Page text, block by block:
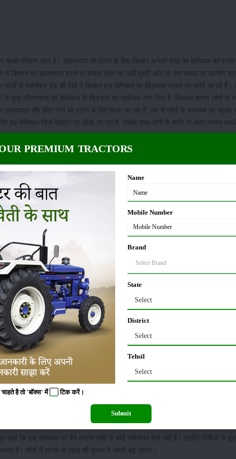
परेशान रहते हैं। खरपतवार को हटाने के लिए किसान अनेकों तरह का केमिकल का
किसान को खरपतवार हटने से फायदा होता था, वहीं दूसरी ओर जो उस फसल का उपयोग
सालों से तकरीबन डेढ़ सौ देशों में किसान इस केमिकल का छिड़काव फसल पर करते आ रहे हैं।
के कुछ कीटनाशक एवं केमिकल के छिड़काव पर प्रतिबंध लगा दिया है, जिसका कारण लोगों के
और कीट रोगों को हटाने के लिए किया जा रहा है, तब से लोगों के स्वास्थ्य एवं सुरक्षा
यह केमिकल जिस पैदावार पर छोड़ा जा रहा है, उसके साथ लोगों के शरीर के अंदर जाकर
आई नई वैज्ञानिक एडवाइजरी : उत्पादन बढ़ाने के लिए जरूर करें पालन
वालेहार्बिसाइड ग्लाइफोसेट
नामक दवाई के छिड़काव पर रोक लगा दी
का प्रयोग पेस्ट कंट्रोल ऑपरेटर्स के अलावा कोई भी किसान या व्यक्ति नहीं कर
समर्थन का हवाला देते हुए
एग्रोकेमिकल फेडरेशन ऑफ इंडिया
है कि इस तरीके के केमिकल जो सिर्फ खरपतवार मारने के लिए किया जाता था, उसको फिर से
है, बल्कि इसका प्रयोग या फिर इसके डेरिवेटिव्स का प्रयोग करने वाली कंपनियों को
का निर्देश दिया है। उन्होंने अपने पत्र में कहा है कि अगर जो कंपनी रजिस्ट्रेशन कमेटी को
कार्रवाई भी की जाएगी। आपको यह जानकर आश्चर्य होगा कि यह केरल की सरकार के एक
बिक्री और इस्तेमाल पर रोक लगाने की बात कही गई थी। इसी मसौदे पर भारत सरकार के
इस पर पत्र जारी किया गया है और इसके प्रतिबंध को बताया गया है। इस प्रतिबंध के आलोक
वापस करें वरना उन कंपनियों पर इंसेक्टिसाइड एक्ट 1968 के प्रावधान के तहत सख्त
में भी प्रतिबंध लगा हुआ है।
खेती
करते हुए कहा है कि इससे खेती किसानी पर भी काफी असर पड़ेगा। उसके महानिदेशक
काफी सुरक्षित हैं। उन्होंने यह भी कहा कि भारत के साथ-साथ दुनिया के कई देशों के
कहा कि इस केमिकल पर बैन लगाना कहीं से कोई तर्कसंगत बात नहीं है। उन्होंने पीसीओ के
है। खेती में लागत भी पहले की तुलना में काफी बढ़ जाएगा।
PREMIUM TRACTORS
Name
Mobile Number
Brand
State
Select
District
Select
Tehsil
Select
है तो 'बॉक्स' में टिककरें।
Submit